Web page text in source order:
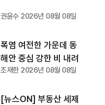
권윤수 2026년 08월 08일
폭염 여전한 가운데 동
해안 중심 강한 비 내려
조재한 2026년 08월 08일
[뉴스ON] 부동산 세제